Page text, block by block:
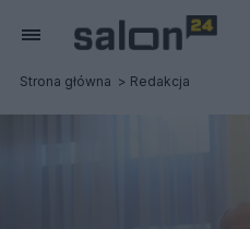
Strona główna Redakcja